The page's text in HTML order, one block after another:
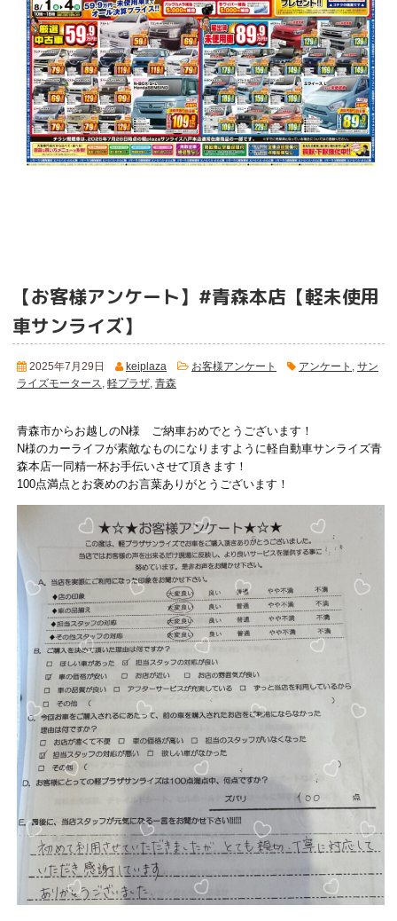
【お客様アンケート】#青森本店【軽未使用
車サンライズ】
2025年7月29日 keiplaza お客様アンケート アンケート
サン
ライズモータース
軽プラザ 青森
青森市からお越しのN様 ご納車おめでとうございます！
N様のカーライフが素敵なものになりますように軽自動車サンライズ青
森本店一同精一杯お手伝いさせて頂きます！
100点満点とお褒めのお言葉ありがとうございます！